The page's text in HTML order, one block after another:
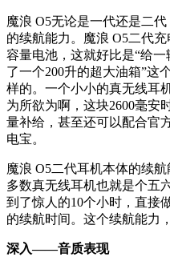
魔浪 O5无论是一代还是二
的续航能力。魔浪 O5二代
容量电池，这就好比是“给
了一个200升的超大油箱”这
样的。一个小小的真无线耳
为所欲为啊，这块2600毫安
量补给，甚至还可以配合官
电宝。
魔浪 O5二代耳机本体的续
多数真无线耳机也就是个五
到了惊人的10个小时，直接
的续航时间。这个续航能力
深入——音质表现